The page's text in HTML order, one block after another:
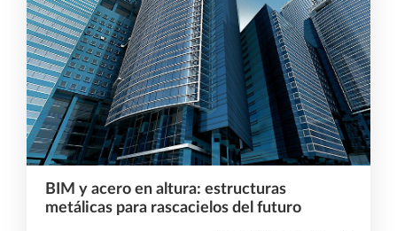
BIM y acero en altura: estructuras
metálicas para rascacielos del futuro